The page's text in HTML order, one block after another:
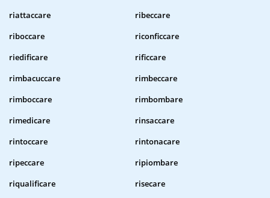
riattaccare
ribeccare
riboccare
riconficcare
riedificare
rificcare
rimbacuccare
rimbeccare
rimboccare
rimbombare
rimedicare
rinsaccare
rintoccare
rintonacare
ripeccare
ripiombare
riqualificare
risecare